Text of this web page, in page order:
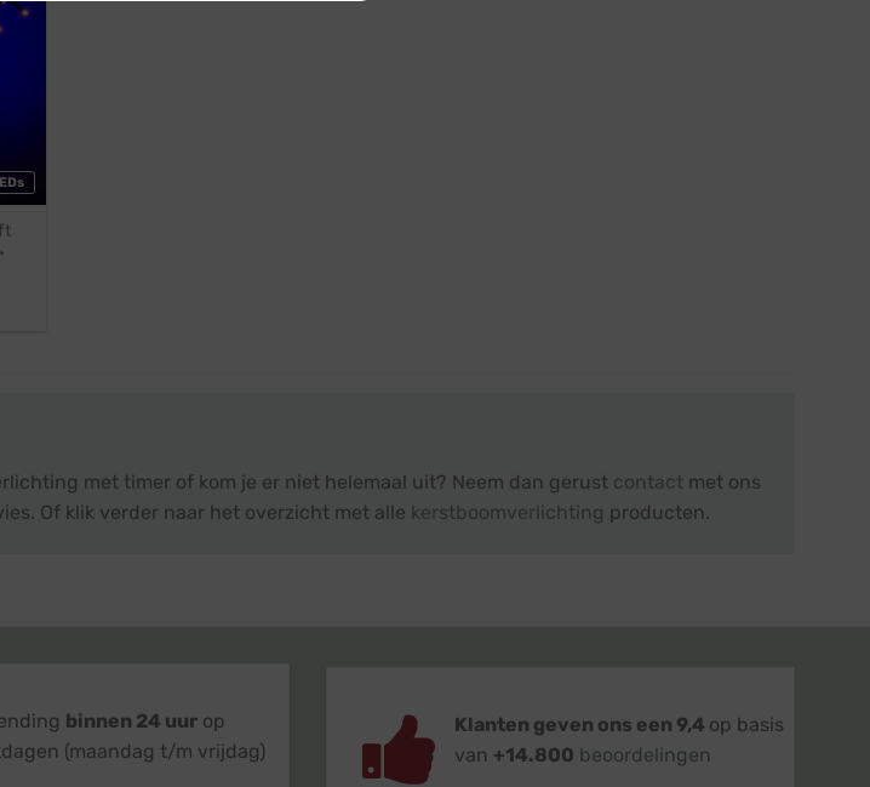
met timer of kom je er niet helemaal uit? Neem dan gerust contact met ons
Of klik verder naar het overzicht met alle kerstboomverlichting producten.
binnen 24 uurop
(maandag t/m vrijdag)
Klanten geven ons een 9,4 op basis
van +14.800 beoordelingen